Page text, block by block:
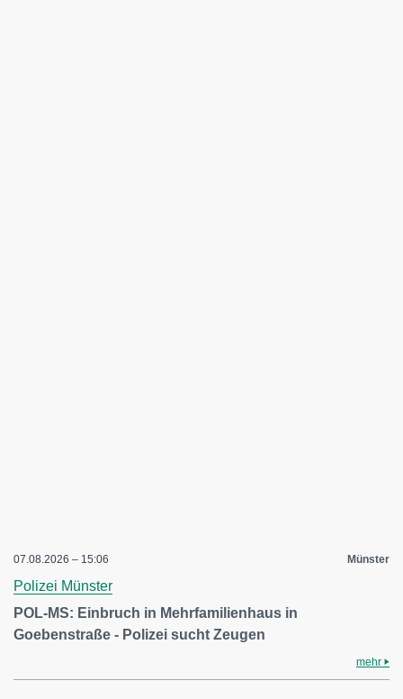
07.08.2026 – 15:06 Münster
Polizei Münster
POL-MS: Einbruch in Mehrfamilienhaus in
Goebenstraße - Polizei sucht Zeugen
mehr